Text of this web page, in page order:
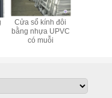
Cửa sổ kính đôi
bằng nhựa UPVC
có muỗi